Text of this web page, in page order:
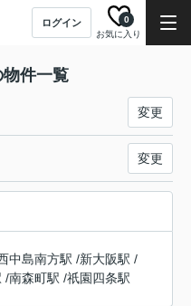
ログイン
お気に入り
0
件一覧
変更
変更
中島南方駅 /新大阪駅 /
/南森町駅 /祇園四条駅